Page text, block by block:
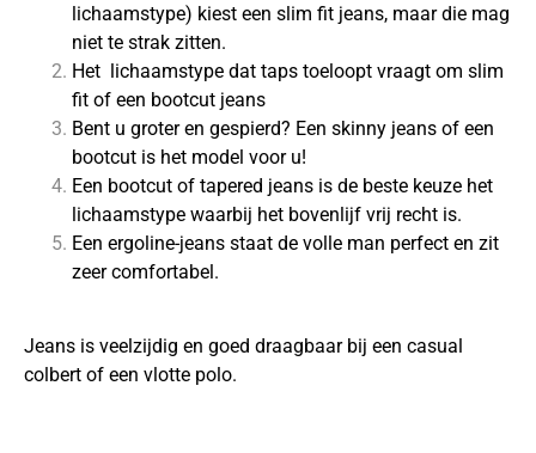
lichaamstype) kiest een slim fit jeans, maar die mag
niet te strak zitten.
Het lichaamstype dat taps toeloopt vraagt om slim
fit of een bootcut jeans
Bent u groter en gespierd? Een skinny jeans of een
bootcut is het model voor u!
Een bootcut of tapered jeans is de beste keuze het
lichaamstype waarbij het bovenlijf vrij recht is.
Een ergoline-jeans staat de volle man perfect en zit
zeer comfortabel.
Jeans is veelzijdig en goed draagbaar bij een casual
colbert of een vlotte polo.